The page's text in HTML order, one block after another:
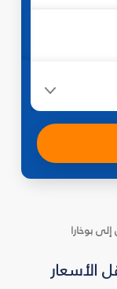
بوخارا
الأسعار